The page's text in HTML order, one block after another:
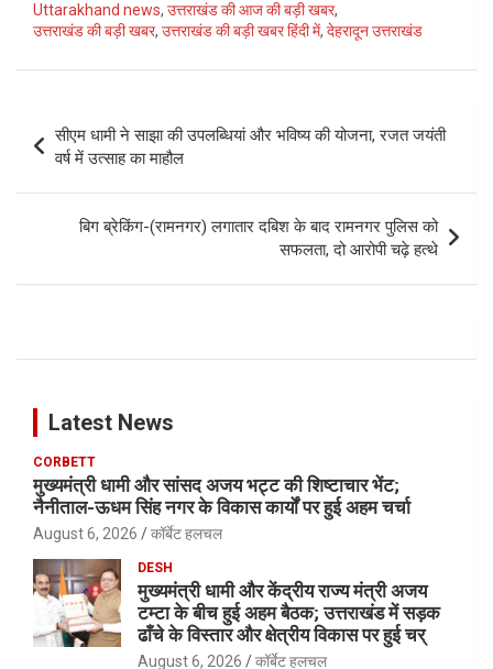
Uttarakhand news, उत्तराखंड की आज की बड़ी खबर,
उत्तराखंड की बड़ी खबर, उत्तराखंड की बड़ी खबर हिंदी में, देहरादून उत्तराखंड
Post
navigation
सीएम धामी ने साझा की उपलब्धियां और भविष्य की योजना, रजत जयंती
वर्ष में उत्साह का माहौल
बिग ब्रेकिंग-(रामनगर) लगातार दबिश के बाद रामनगर पुलिस को
सफलता, दो आरोपी चढ़े हत्थे
Latest News
CORBETT
मुख्यमंत्री धामी और सांसद अजय भट्ट की शिष्टाचार भेंट;
नैनीताल-ऊधम सिंह नगर के विकास कार्यों पर हुई अहम चर्चा
August 6, 2026 कॉर्बेट हलचल
DESH
मुख्यमंत्री धामी और केंद्रीय राज्य मंत्री अजय
टम्टा के बीच हुई अहम बैठक; उत्तराखंड में सड़क
ढाँचे के विस्तार और क्षेत्रीय विकास पर हुई चर्
August 6, 2026 कॉर्बेट हलचल